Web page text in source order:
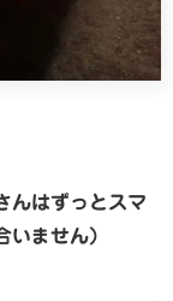
んはずっとスマ
ません）